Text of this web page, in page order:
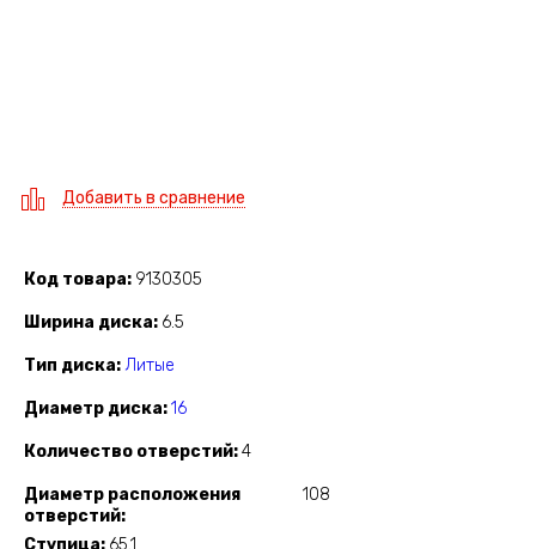
Добавить в сравнение
Код товара 9130305
Ширина диска 6.5
Тип диска Литые
Диаметр диска 16
Количество отверстий 4
Диаметр расположения
отверстий
108
Ступица 65.1